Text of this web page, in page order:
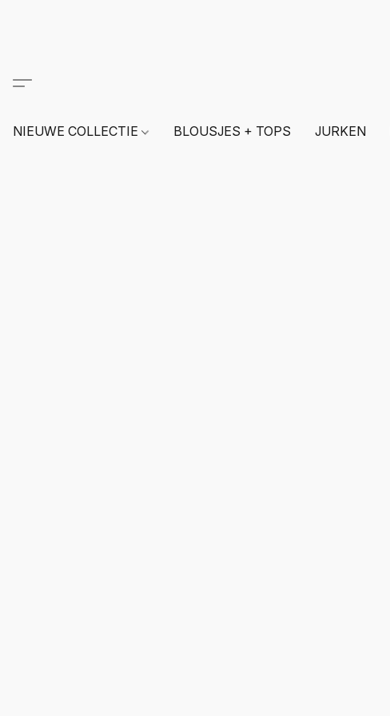
NIEUWE COLLECTIE BLOUSJES + TOPS JURKEN